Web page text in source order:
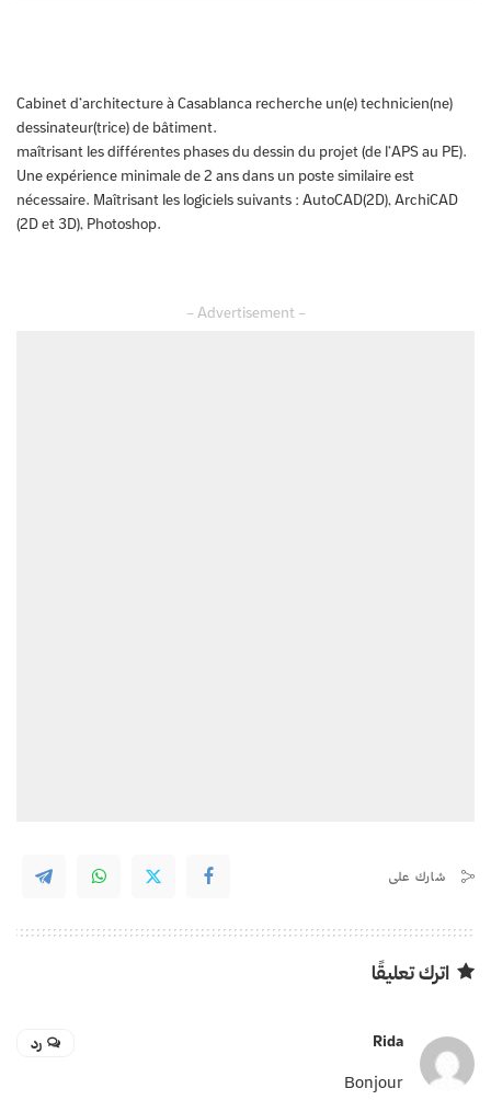
Cabinet d’architecture à Casablanca recherche un(e) technicien(ne)
dessinateur(trice) de bâtiment.
maîtrisant les différentes phases du dessin du projet (de l’APS au PE).
Une expérience minimale de 2 ans dans un poste similaire est
nécessaire. Maîtrisant les logiciels suivants : AutoCAD(2D), ArchiCAD
(2D et 3D), Photoshop.
– Advertisement –
شارك على
اترك تعليقًا
Rida
Bonjour
رد